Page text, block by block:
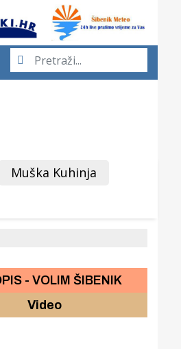
Muška Kuhinja
- VOLIM ŠIBENIK
Video